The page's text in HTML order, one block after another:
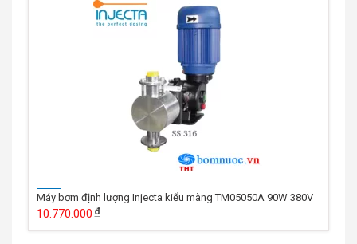
Máy bơm định lượng Injecta kiểu màng TM05050A 90W 380V
10.770.000